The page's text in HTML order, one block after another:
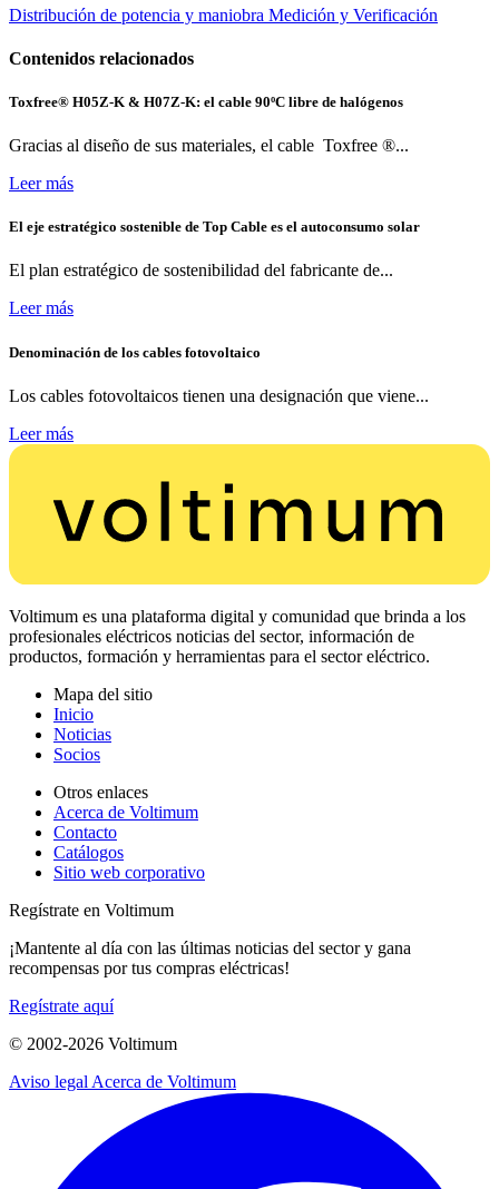
Distribución de potencia y maniobra Medición y Verificación
Contenidos relacionados
Toxfree® H05Z-K & H07Z-K: el cable 90ºC libre de halógenos
Gracias al diseño de sus materiales, el cable Toxfree ®...
Leer más
El eje estratégico sostenible de Top Cable es el autoconsumo solar
El plan estratégico de sostenibilidad del fabricante de...
Leer más
Denominación de los cables fotovoltaico
Los cables fotovoltaicos tienen una designación que viene...
Leer más
Voltimum es una plataforma digital y comunidad que brinda a los
profesionales eléctricos noticias del sector, información de
productos, formación y herramientas para el sector eléctrico.
Mapa del sitio
Inicio
Noticias
Socios
Otros enlaces
Acerca de Voltimum
Contacto
Catálogos
Sitio web corporativo
Regístrate en Voltimum
¡Mantente al día con las últimas noticias del sector y gana
recompensas por tus compras eléctricas!
Regístrate aquí
© 2002-2026 Voltimum
Aviso legal Acerca de Voltimum